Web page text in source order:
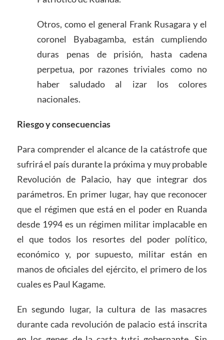
Otros, como el general Frank Rusagara y el
coronel Byabagamba, están cumpliendo
duras penas de prisión, hasta cadena
perpetua, por razones triviales como no
haber saludado al izar los colores
nacionales.
Riesgo y consecuencias
Para comprender el alcance de la catástrofe que
sufrirá el país durante la próxima y muy probable
Revolución de Palacio, hay que integrar dos
parámetros. En primer lugar, hay que reconocer
que el régimen que está en el poder en Ruanda
desde 1994 es un régimen militar implacable en
el que todos los resortes del poder político,
económico y, por supuesto, militar están en
manos de oficiales del ejército, el primero de los
cuales es Paul Kagame.
En segundo lugar, la cultura de las masacres
durante cada revolución de palacio está inscrita